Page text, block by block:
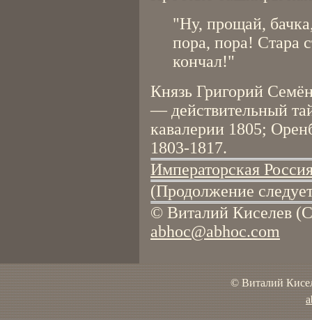
"Ну, прощай,
пора, пора! Стара
кончал!"
Князь Григорий
— действительный
кавалерии 1805;
1803-1817.
Императорская
(Продолжение
© Виталий Киселев
abhoc@abhoc.com
© Виталий